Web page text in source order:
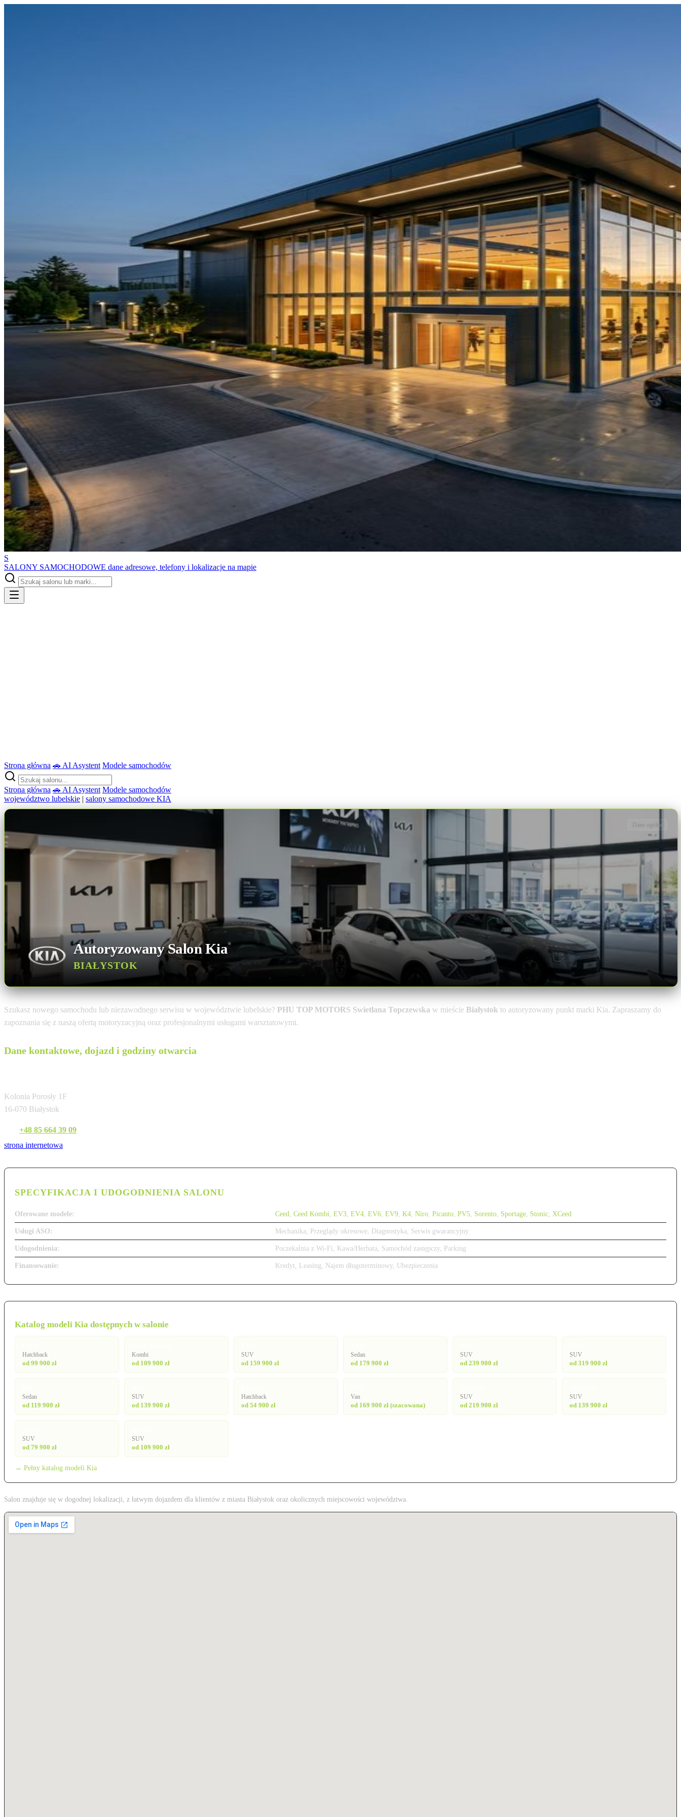
S
SALONY SAMOCHODOWE dane adresowe, telefony i lokalizacje na mapie
Strona główna 🚗 AI Asystent Modele samochodów
Strona główna 🚗 AI Asystent Modele samochodów
województwo lubelskie | salony samochodowe KIA
Autoryzowany Salon Kia
BIAŁYSTOK
Dane ogólne
Szukasz nowego samochodu lub niezawodnego serwisu w województwie lubelskie? PHU TOP MOTORS Swietłana Topczewska w mieście Białystok to autoryzowany punkt marki Kia. Zapraszamy do
zapoznania się z naszą ofertą motoryzacyjną oraz profesjonalnymi usługami warsztatowymi.
Dane kontaktowe, dojazd i godziny otwarcia
Kolonia Porosły 1F
16-070 Białystok
+48 85 664 39 09
strona internetowa
SPECYFIKACJA I UDOGODNIENIA SALONU
Oferowane modele: Ceed Ceed Kombi EV3 EV4 EV6 EV9 K4 Niro Picanto PV5 Sorento Sportage Stonic XCeed
Usługi ASO: Mechanika, Przeglądy okresowe, Diagnostyka, Serwis gwarancyjny
Udogodnienia: Poczekalnia z Wi-Fi, Kawa/Herbata, Samochód zastępczy, Parking
Finansowanie: Kredyt, Leasing, Najem długoterminowy, Ubezpieczenia
Katalog modeli Kia dostępnych w salonie
Hatchback
od 99 900 zł
Kombi
od 109 900 zł
SUV
od 159 900 zł
Sedan
od 179 900 zł
SUV
od 239 900 zł
SUV
od 319 900 zł
Sedan
od 119 900 zł
SUV
od 139 900 zł
Hatchback
od 54 900 zł
Van
od 169 900 zł (szacowana)
SUV
od 219 900 zł
SUV
od 139 900 zł
SUV
od 79 900 zł
SUV
od 109 900 zł
→ Pełny katalog modeli Kia
Salon znajduje się w dogodnej lokalizacji, z łatwym dojazdem dla klientów z miasta Białystok oraz okolicznych miejscowości województwa.